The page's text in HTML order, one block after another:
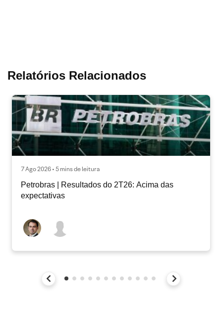
Relatórios Relacionados
7 Ago 2026 • 5 mins de leitura
Petrobras | Resultados do 2T26: Acima das
expectativas